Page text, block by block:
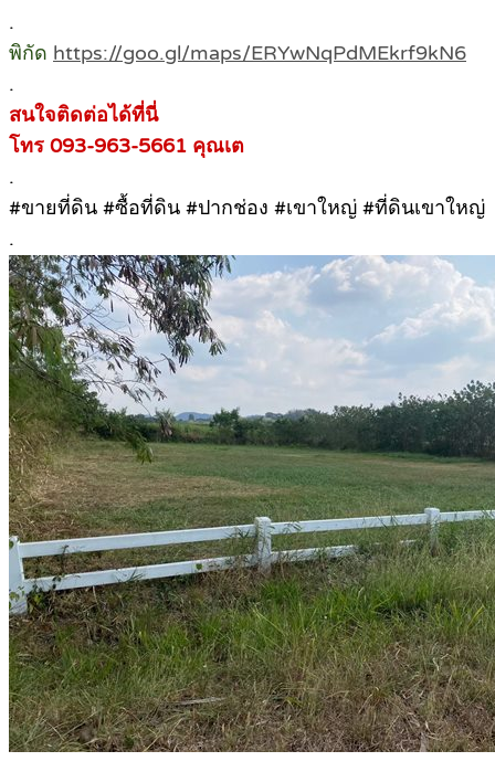
.
พิกัด https://goo.gl/maps/ERYwNqPdMEkrf9kN6
.
สนใจติดต่อได้ที่นี่
โทร 093-963-5661 คุณเต
.
#ขายที่ดิน #ซื้อที่ดิน #ปากช่อง #เขาใหญ่ #ที่ดินเขาใหญ่
.